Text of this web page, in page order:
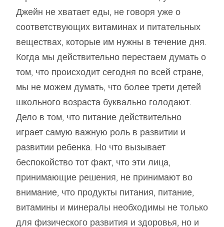
Джейн не хватает еды, не говоря уже о
соответствующих витаминах и питательных
веществах, которые им нужны в течение дня.
Когда мы действительно перестаем думать о
том, что происходит сегодня по всей стране,
мы не можем думать, что более трети детей
школьного возраста буквально голодают.
Дело в том, что питание действительно
играет самую важную роль в развитии и
развитии ребенка. Но что вызывает
беспокойство тот факт, что эти лица,
принимающие решения, не принимают во
внимание, что продукты питания, питание,
витамины и минералы необходимы не только
для физического развития и здоровья, но и